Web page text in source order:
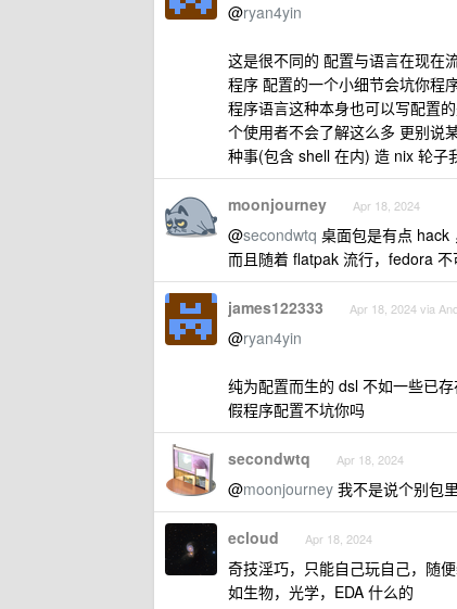
@ryan4yin
这是很不同的 配置与语言在现在
程序 配置的一个小细节会坑你程
程序语言这种本身也可以写配置
个使用者不会了解这么多 更别说
种事(包含 shell 在内) 造 nix 轮子
moonjourney Apr 18, 2024
@secondwtq 桌面包是有点 hack
而且随着 flatpak 流行，fedora 不
james122333 Apr 18, 2024 via
@ryan4yin
纯为配置而生的 dsl 不如一些已
假程序配置不坑你吗
secondwtq Apr 18, 2024
@moonjourney 我不是说个别包
ecloud Apr 18, 2024
奇技淫巧，只能自己玩自己，随
如生物，光学，EDA 什么的